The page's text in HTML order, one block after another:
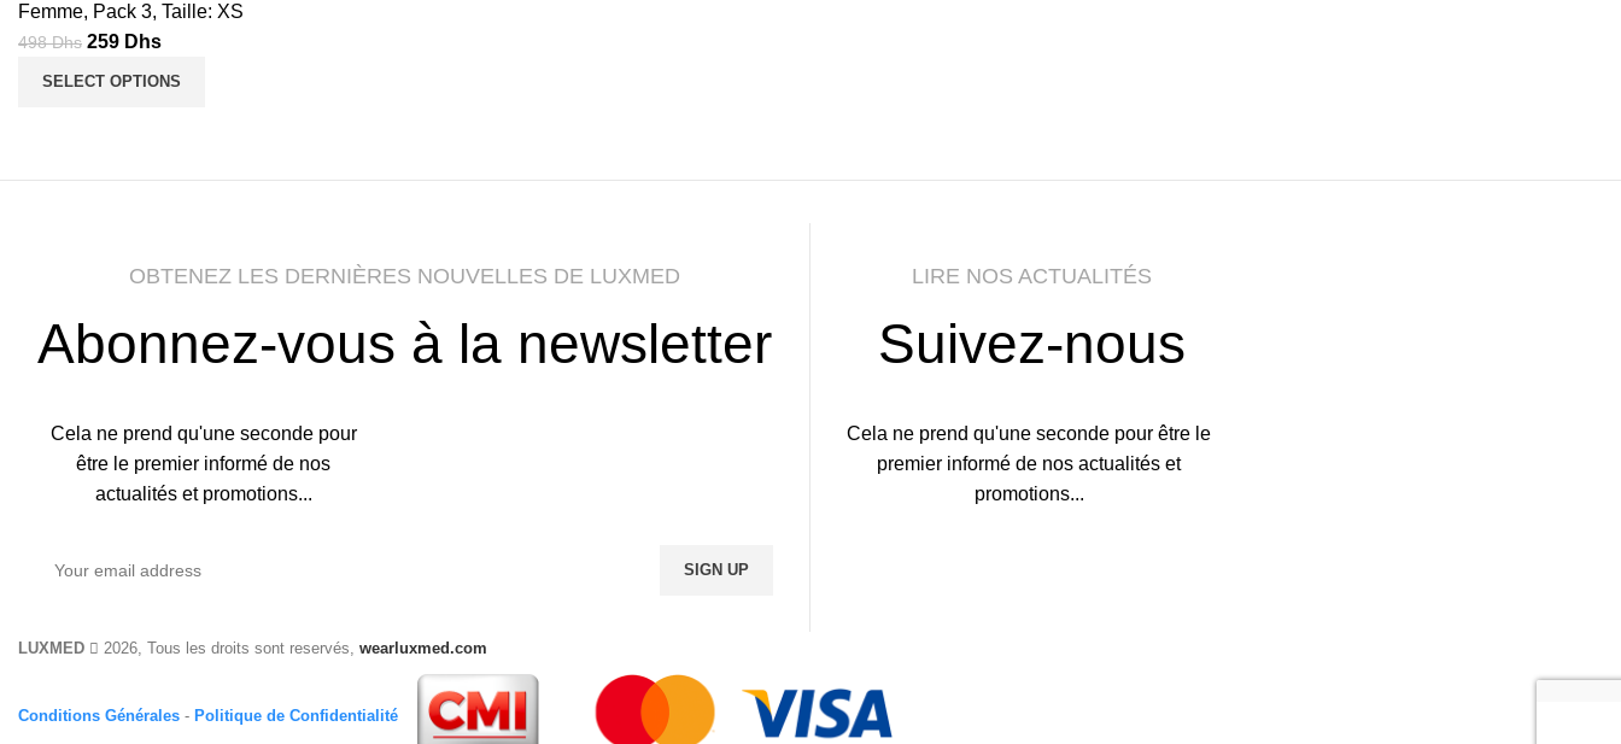
Femme, Pack 3, Taille: XS
498Dhs Le
prix
259 DhsLe
prix
SELECT OPTIONS
OBTENEZ LES DERNIÈRES NOUVELLES DE LUXMED
Abonnez-vous à la newsletter
Cela ne prend qu'une seconde pour
être le premier informé de nos
actualités et promotions...
LIRE NOS ACTUALITÉS
Suivez-nous
Cela ne prend qu'une seconde pour être le
premier informé de nos actualités et
promotions...
LUXMED 2026, Tous les droits sont reservés, wearluxmed.com
Conditions Générales - Politique de Confidentialité